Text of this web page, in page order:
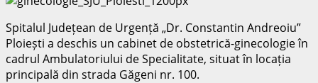
Spitalul Județean de Urgență „Dr. Constantin Andreoiu”
Ploiești a deschis un cabinet de obstetrică-ginecologie în
cadrul Ambulatoriului de Specialitate, situat în locația
principală din strada Găgeni nr. 100.